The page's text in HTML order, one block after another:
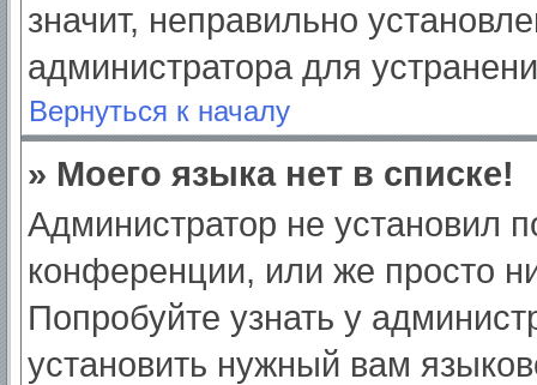
значит, неправильно
администратора для
Вернуться к началу
» Моего языка нет в списке!
Администратор не установил
конференции, или же просто
Попробуйте узнать у
установить нужный вам